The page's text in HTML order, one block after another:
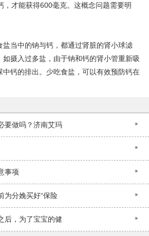
，才能获得600毫克。这概念问题需要明
当中的钠与钙，都通过肾脏的肾小球滤
摄入过多盐，由于钠和钙的肾小管重新吸
钙的排出。少吃食盐，可以有效预防钙在
要做吗？济南艾玛
事项
为分娩买好“保险
后，为了宝宝的健